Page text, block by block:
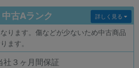
中古Aランク
ります。傷などが少ないため中古商品
ます。
詳しく見る
社３ヶ月間保証